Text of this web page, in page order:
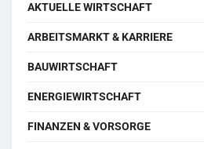
AKTUELLE WIRTSCHAFT
ARBEITSMARKT & KARRIERE
BAUWIRTSCHAFT
ENERGIEWIRTSCHAFT
FINANZEN & VORSORGE